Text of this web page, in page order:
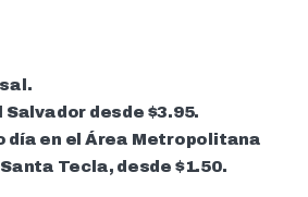
Salvador desde $3.95.
día en el Área Metropolitana
Tecla, desde $1.50.